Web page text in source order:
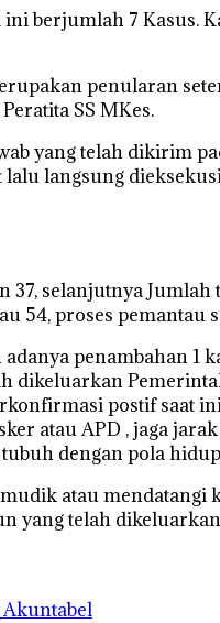
berjumlah 7 Kasus.
penularan
SS MKes.
yang telah dikirim
langsung
selanjutnya
54, proses pemantau
penambahan 1
dikeluarkan
postif saat
atau APD , jaga
dengan pola hidup
atau
yang telah
Akuntabel